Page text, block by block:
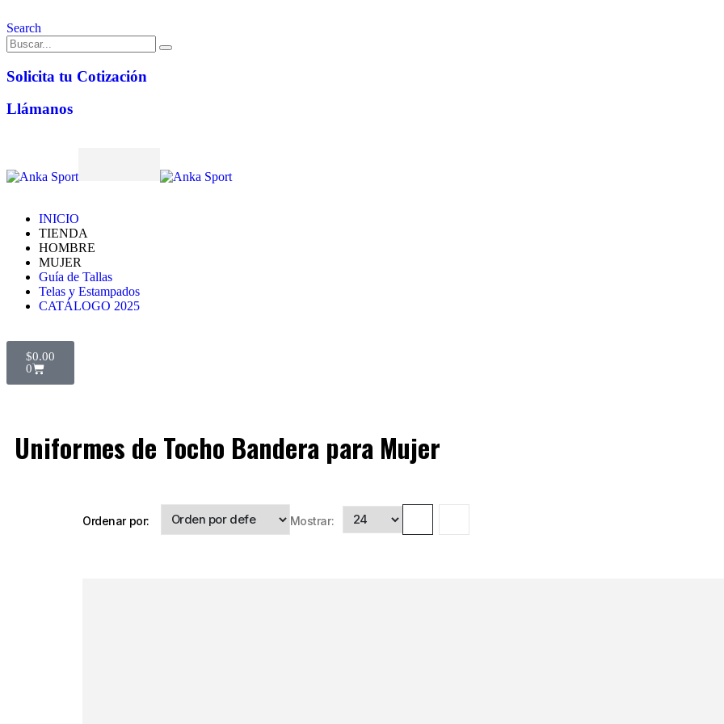
Search
Solicita tu Cotización
Llámanos
INICIO
TIENDA
HOMBRE
MUJER
Guía de Tallas
Telas y Estampados
CATÁLOGO 2025
$0.00
0
Uniformes de Tocho Bandera para Mujer
Ordenar por: Mostrar: